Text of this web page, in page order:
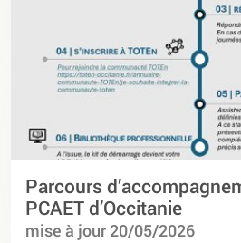
Parcours
PCAET d’Occitanie
mise à jour 20/05/2026